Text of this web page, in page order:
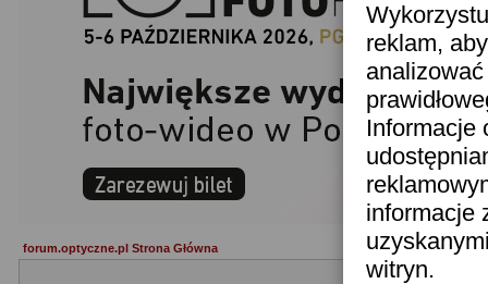
reklam,
Informacje
informacje
witryn.
forum.optyczne.pl Strona Główna